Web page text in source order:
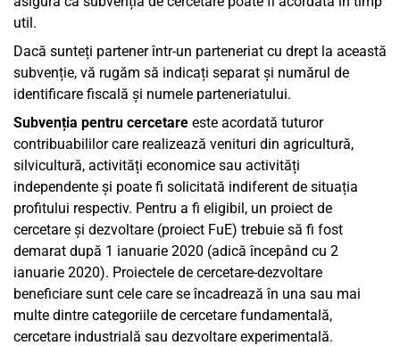
util.
Dacă sunteți partener într-un parteneriat cu drept la această
subvenție, vă rugăm să indicați separat și numărul de
identificare fiscală și numele parteneriatului.
Subvenția pentru cercetare este acordată tuturor
contribuabililor care realizează venituri din agricultură,
silvicultură, activități economice sau activități
independente și poate fi solicitată indiferent de situația
profitului respectiv. Pentru a fi eligibil, un proiect de
cercetare și dezvoltare (proiect FuE) trebuie să fi fost
demarat după 1 ianuarie 2020 (adică începând cu 2
ianuarie 2020). Proiectele de cercetare-dezvoltare
beneficiare sunt cele care se încadrează în una sau mai
multe dintre categoriile de cercetare fundamentală,
cercetare industrială sau dezvoltare experimentală.